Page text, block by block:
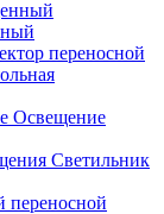
переносной
Освещение
Светильник
переносной